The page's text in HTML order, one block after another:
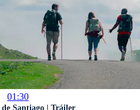
01:30
Santiago | Tráiler